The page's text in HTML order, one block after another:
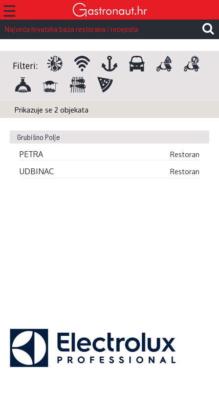
☰
Najveća hrvatska baza restorana i recepata
Filteri:
Prikazuje se 2 objekata
Grubišno Polje
PETRA Restoran
UDBINAC Restoran